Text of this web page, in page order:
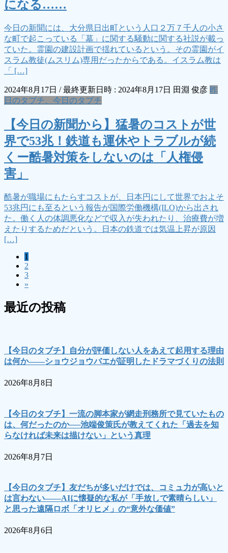
になる……
今日の新聞には、大分県日出町という人口２万７千人の小さ
な町で起こっている「墓」に関する騒動に関する社説が載っ
ていた。霊園の建設計画で揺れているという。その霊園がイ
スラム教徒(ムスリム)専用だったからである。イスラム教は
「 […]
2024年8月17日 / 最終更新日時 : 2024年8月17日 田淵 俊彦 昨
日のタブチ、今日のタブチ
【今日の新聞から】猛暑のコストが世
界で53兆！鉄道も運休やトラブルが続
くー酷暑対策をしないのは「人権侵
害」
酷暑が職場にもたらすコストが、日本円にして世界でおよそ
53兆円にも至るという報告が国際労働機構(ILO)から出され
た。働く人の体調悪化などで収入が失われたり、治療費が増
えたりするためだという。日本の鉄道では気温上昇が原因
[…]
ペ
送
固
定
ペ
ー
ジ
1
固
定
ペ
ジ
2
固
定
ー
3
»
最近の投稿
【今日のタブチ】自分が評価しない人をあえて起用する理由
は何か――ショウジョウバエが証明したドラマづくりの法則
2026年8月8日
【今日のタブチ】一流の脚本家が網走刑務所で見ていたもの
は、何だったのか──池端俊策氏が教えてくれた「過去を知
らなければ未来は描けない」という真理
2026年8月7日
【今日のタブチ】友だちが多いだけでは、コミュ力が高いと
は言わない――AIに懐疑的な私が「手放しで素晴らしい」
と思った遠隔ロボ「オリヒメ」の“意外な価値”
2026年8月6日